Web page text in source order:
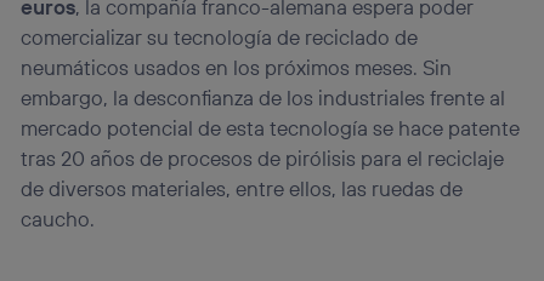
euros, la compañía franco-alemana espera poder
comercializar su tecnología de reciclado de
neumáticos usados en los próximos meses. Sin
embargo, la desconfianza de los industriales frente al
mercado potencial de esta tecnología se hace patente
tras 20 años de procesos de pirólisis para el reciclaje
de diversos materiales, entre ellos, las ruedas de
caucho.